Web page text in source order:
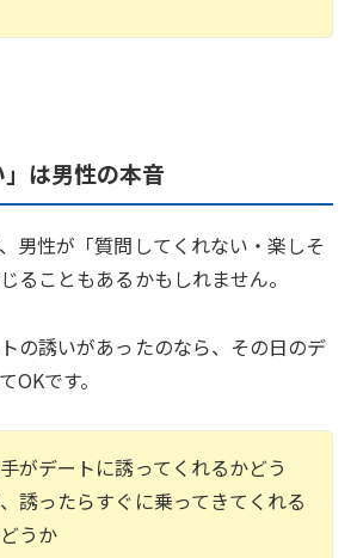
」は男性の本音
男性が「質問してくれない・楽しそ
ることもあるかもしれません。
の誘いがあったのなら、その日のデ
OKです。
がデートに誘ってくれるかどう
誘ったらすぐに乗ってきてくれる
うか